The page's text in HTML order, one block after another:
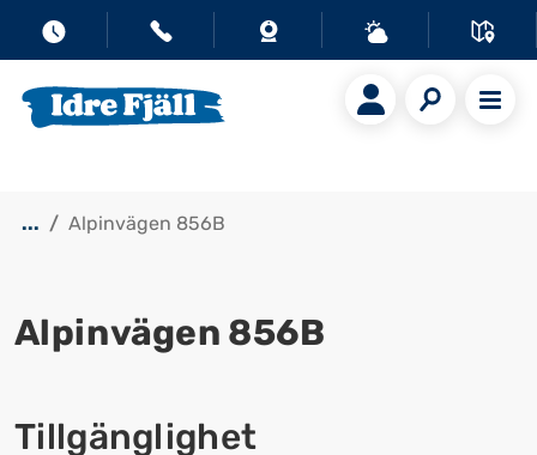
... Alpinvägen 856B
Alpinvägen 856B
Tillgänglighet